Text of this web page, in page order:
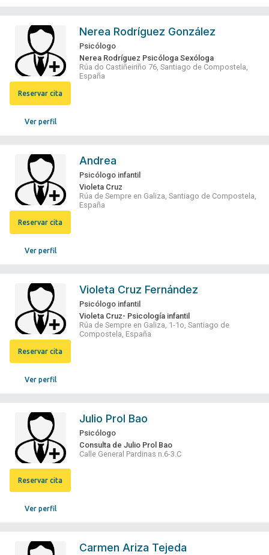
Ver perfil
Reservar cita
Nerea Rodríguez González
Psicólogo
Nerea Rodríguez Psicóloga Sexóloga
Rúa do Castiñeiriño 76, Santiago de Compostela,
España
Ver perfil
Reservar cita
Andrea
Psicólogo infantil
Violeta Cruz
Rúa de Sempre en Galiza, Santiago de Compostela,
España
Ver perfil
Reservar cita
Violeta Cruz Fernández
Psicólogo infantil
Violeta Cruz- Psicología infantil
Rúa de Sempre en Galiza, 1-1o, Santiago de
Compostela, España
Ver perfil
Reservar cita
Julio Prol Bao
Psicólogo
Consulta de Julio Prol Bao
Calle General Pardinas n.6-3.C
Carmen Ariza Tejeda